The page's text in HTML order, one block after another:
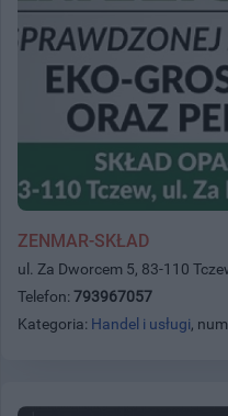
ZENMAR-SKŁAD
ul. Za Dworcem 5, 83-110
Telefon: 793967057
Kategoria: Handel i usługi,